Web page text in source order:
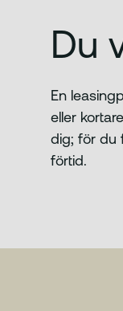
Du
En
eller
dig; för du
förtid.